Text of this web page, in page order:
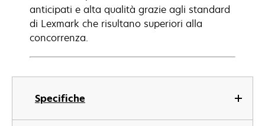
Specifiche
anticipati e alta qualità grazie agli standard
di Lexmark che risultano superiori alla
concorrenza.